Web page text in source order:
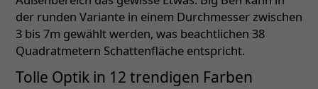
der runden Variante in einem Durchmesser zwischen
3 bis 7m gewählt werden, was beachtlichen 38
Quadratmetern Schattenfläche entspricht.
Tolle Optik in 12 trendigen Farben